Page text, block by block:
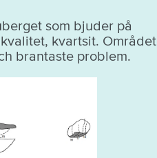
som bjuder på
kvartsit. Området
brantaste problem.